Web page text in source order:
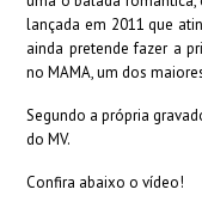
lançada em 2011 que
ainda pretende fazer a
no MAMA, um dos
Segundo a própria
do MV.
Confira abaixo o vídeo!